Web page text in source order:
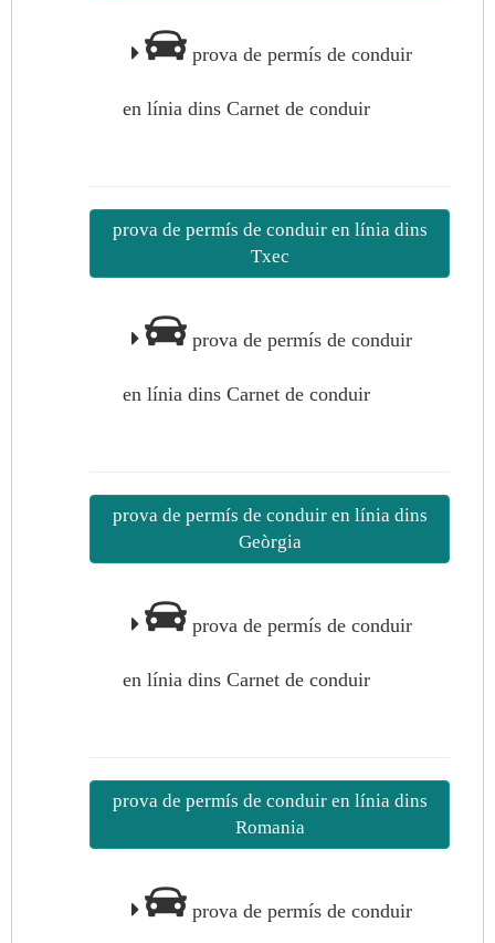
prova de permís de conduir
en línia dins Carnet de conduir
prova de permís de conduir en línia dins
Txec
prova de permís de conduir
en línia dins Carnet de conduir
prova de permís de conduir en línia dins
Geòrgia
prova de permís de conduir
en línia dins Carnet de conduir
prova de permís de conduir en línia dins
Romania
prova de permís de conduir